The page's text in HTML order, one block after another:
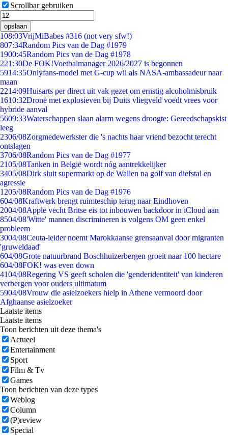
Scrollbar gebruiken
opslaan
108:03VrijMiBabes #316 (not very sfw!)
807:34Random Pics van de Dag #1979
1900:45Random Pics van de Dag #1978
221:30De FOK!Voetbalmanager 2026/2027 is begonnen
5914:35Onlyfans-model met G-cup wil als NASA-ambassadeur naar
maan
2214:09Huisarts per direct uit vak gezet om ernstig alcoholmisbruik
1610:32Drone met explosieven bij Duits vliegveld voedt vrees voor
hybride aanval
5609:33Waterschappen slaan alarm wegens droogte: Gereedschapskist
leeg
2306/08Zorgmedewerkster die 's nachts haar vriend bezocht terecht
ontslagen
3706/08Random Pics van de Dag #1977
2105/08Tanken in België wordt nóg aantrekkelijker
3405/08Dirk sluit supermarkt op de Wallen na golf van diefstal en
agressie
1205/08Random Pics van de Dag #1976
604/08Kraftwerk brengt ruimteschip terug naar Eindhoven
2004/08Apple vecht Britse eis tot inbouwen backdoor in iCloud aan
8504/08'Witte' mannen discrimineren is volgens OM geen enkel
probleem
3004/08Ceuta-leider noemt Marokkaanse grensaanval door migranten
'gruweldaad'
604/08Grote natuurbrand Boschhuizerbergen groeit naar 100 hectare
604/08FOK! was even down
4104/08Regering VS geeft scholen die 'genderidentiteit' van kinderen
verbergen voor ouders ultimatum
5904/08Vrouw die asielzoekers hielp in Athene vermoord door
Afghaanse asielzoeker
Laatste items
Laatste items
Toon berichten uit deze thema's
Actueel
Entertainment
Sport
Film & Tv
Games
Toon berichten van deze types
Weblog
Column
(P)review
Special